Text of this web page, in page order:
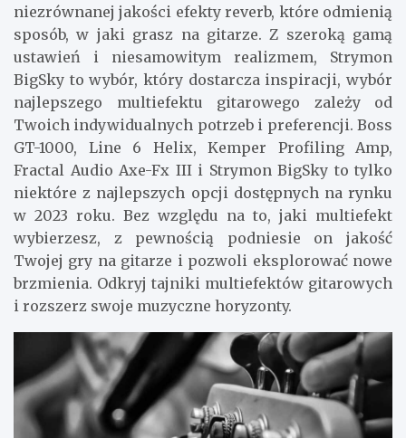
niezrównanej jakości efekty reverb, które odmienią
sposób, w jaki grasz na gitarze. Z szeroką gamą
ustawień i niesamowitym realizmem, Strymon
BigSky to wybór, który dostarcza inspiracji, wybór
najlepszego multiefektu gitarowego zależy od
Twoich indywidualnych potrzeb i preferencji. Boss
GT-1000, Line 6 Helix, Kemper Profiling Amp,
Fractal Audio Axe-Fx III i Strymon BigSky to tylko
niektóre z najlepszych opcji dostępnych na rynku
w 2023 roku. Bez względu na to, jaki multiefekt
wybierzesz, z pewnością podniesie on jakość
Twojej gry na gitarze i pozwoli eksplorować nowe
brzmienia. Odkryj tajniki multiefektów gitarowych
i rozszerz swoje muzyczne horyzonty.